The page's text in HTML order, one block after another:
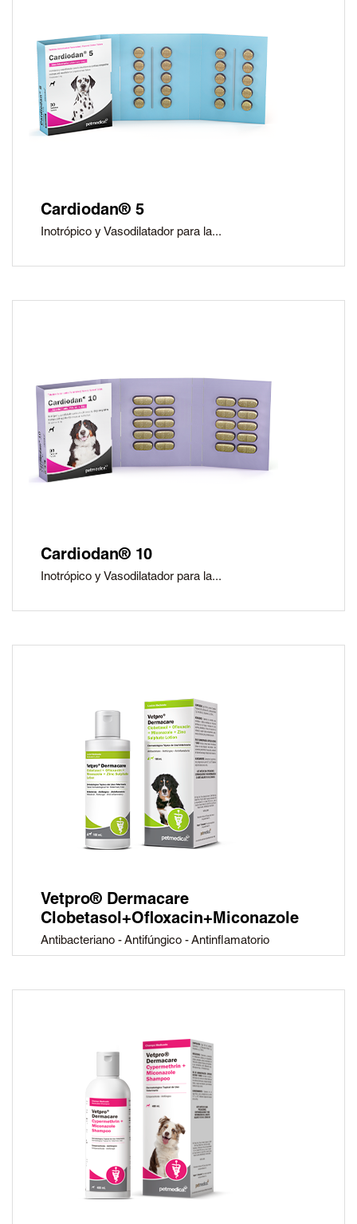
Cardiodan® 5
Inotrópico y Vasodilatador para la...
Cardiodan® 10
Inotrópico y Vasodilatador para la...
Vetpro® Dermacare
Clobetasol+Ofloxacin+Miconazole
Antibacteriano - Antifúngico - Antinflamatorio